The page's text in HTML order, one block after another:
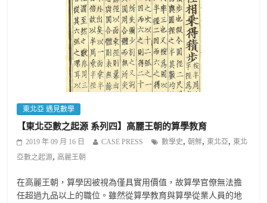
東北亞 遇見數學
【東北亞數之起源 系列四】高麗王朝的算學教育
2019 年 09 月 16 日 CASE PRESS 數學史,朝鮮, 東北亞, 東北
亞數之起源,高麗王朝
在高麗王朝，算學因被視為僅具實用價值，故算學官僚無法擔
任超過九品以上的職位。雖然從算學教育與算學從業人員的地